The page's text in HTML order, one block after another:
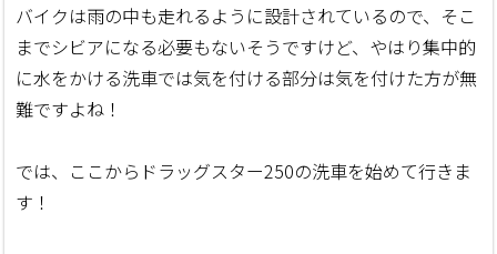
バイクは雨の中も走れるように設計されているので、そこ
までシビアになる必要もないそうですけど、やはり集中的
に水をかける洗車では気を付ける部分は気を付けた方が無
難ですよね！
では、ここからドラッグスター250の洗車を始めて行きま
す！